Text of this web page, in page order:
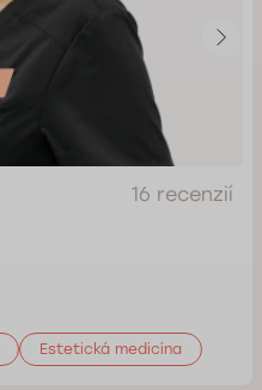
16 recenzií
Estetická medicína